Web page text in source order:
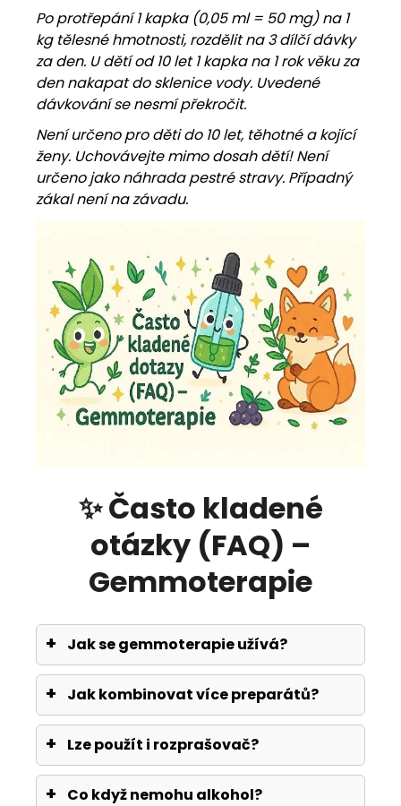
Po protřepání 1 kapka (0,05 ml = 50 mg) na 1
kg tělesné hmotnosti, rozdělit na 3 dílčí dávky
za den. U dětí od 10 let 1 kapka na 1 rok věku za
den nakapat do sklenice vody. Uvedené
dávkování se nesmí překročit.
Není určeno pro děti do 10 let, těhotné a kojící
ženy. Uchovávejte mimo dosah dětí! Není
určeno jako náhrada pestré stravy. Případný
zákal není na závadu.
✨ Často kladené
otázky (FAQ) –
Gemmoterapie
Jak se gemmoterapie užívá?
Jak kombinovat více preparátů?
Lze použít i rozprašovač?
Co když nemohu alkohol?